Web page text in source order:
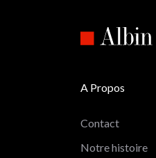
A Propos
Contact
Notre histoire